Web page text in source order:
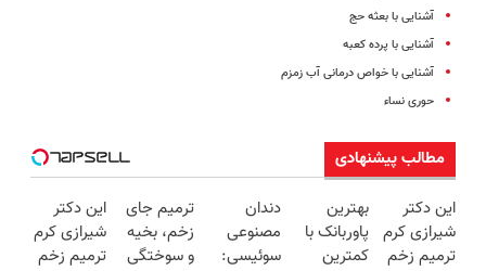
آشنایی با بعثه حج
آشنایی با پرده کعبه
آشنایی با خواص درمانی آب زمزم
حوری نساء
مطالب پیشنهادی
این دکتر
شیرازی کرم
ترمیم زخم
بهترین
پاوربانک با
کمترین
دندان
مصنوعی
سوئیسی:
ترمیم جای
زخم، بخیه
و سوختگی
این دکتر
شیرازی کرم
ترمیم زخم